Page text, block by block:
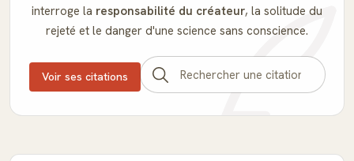
interroge la responsabilité du créateur, la solitude du
rejeté et le danger d'une science sans conscience.
Voir ses citations